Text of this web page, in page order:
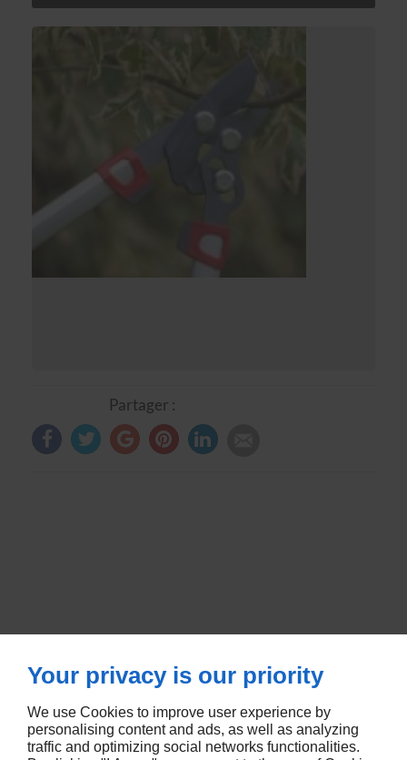
Partager :
RUE DE METZ57580LEMUD
Your privacy is our priority
We use Cookies to improve user experience by
personalising content and ads, as well as analyzing
traffic and optimizing social networks functionalities.